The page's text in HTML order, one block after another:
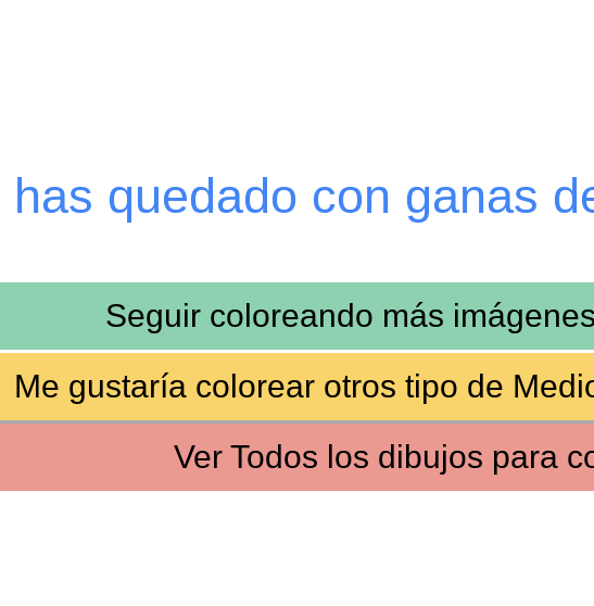
has quedado con ganas
Seguir coloreando más
Me gustaría colorear otros tipo de
Ver Todos los dibujos para